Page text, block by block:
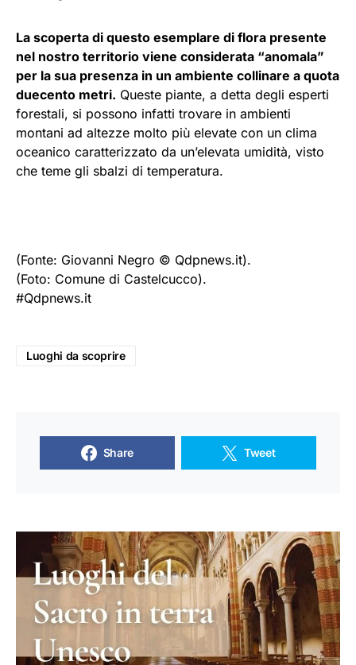
La scoperta di questo esemplare di flora presente
nel nostro territorio viene considerata “anomala”
per la sua presenza in un ambiente collinare a quota
duecento metri. Queste piante, a detta degli esperti
forestali, si possono infatti trovare in ambienti
montani ad altezze molto più elevate con un clima
oceanico caratterizzato da un’elevata umidità, visto
che teme gli sbalzi di temperatura.
(Fonte: Giovanni Negro © Qdpnews.it).
(Foto: Comune di Castelcucco).
#Qdpnews.it
Luoghi da scoprire
Share Tweet